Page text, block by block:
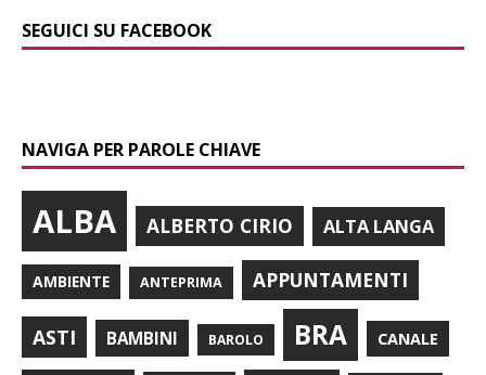
SEGUICI SU FACEBOOK
NAVIGA PER PAROLE CHIAVE
ALBA ALBERTO CIRIO ALTA LANGA
AMBIENTE ANTEPRIMA APPUNTAMENTI
ASTI BAMBINI BAROLO BRA CANALE